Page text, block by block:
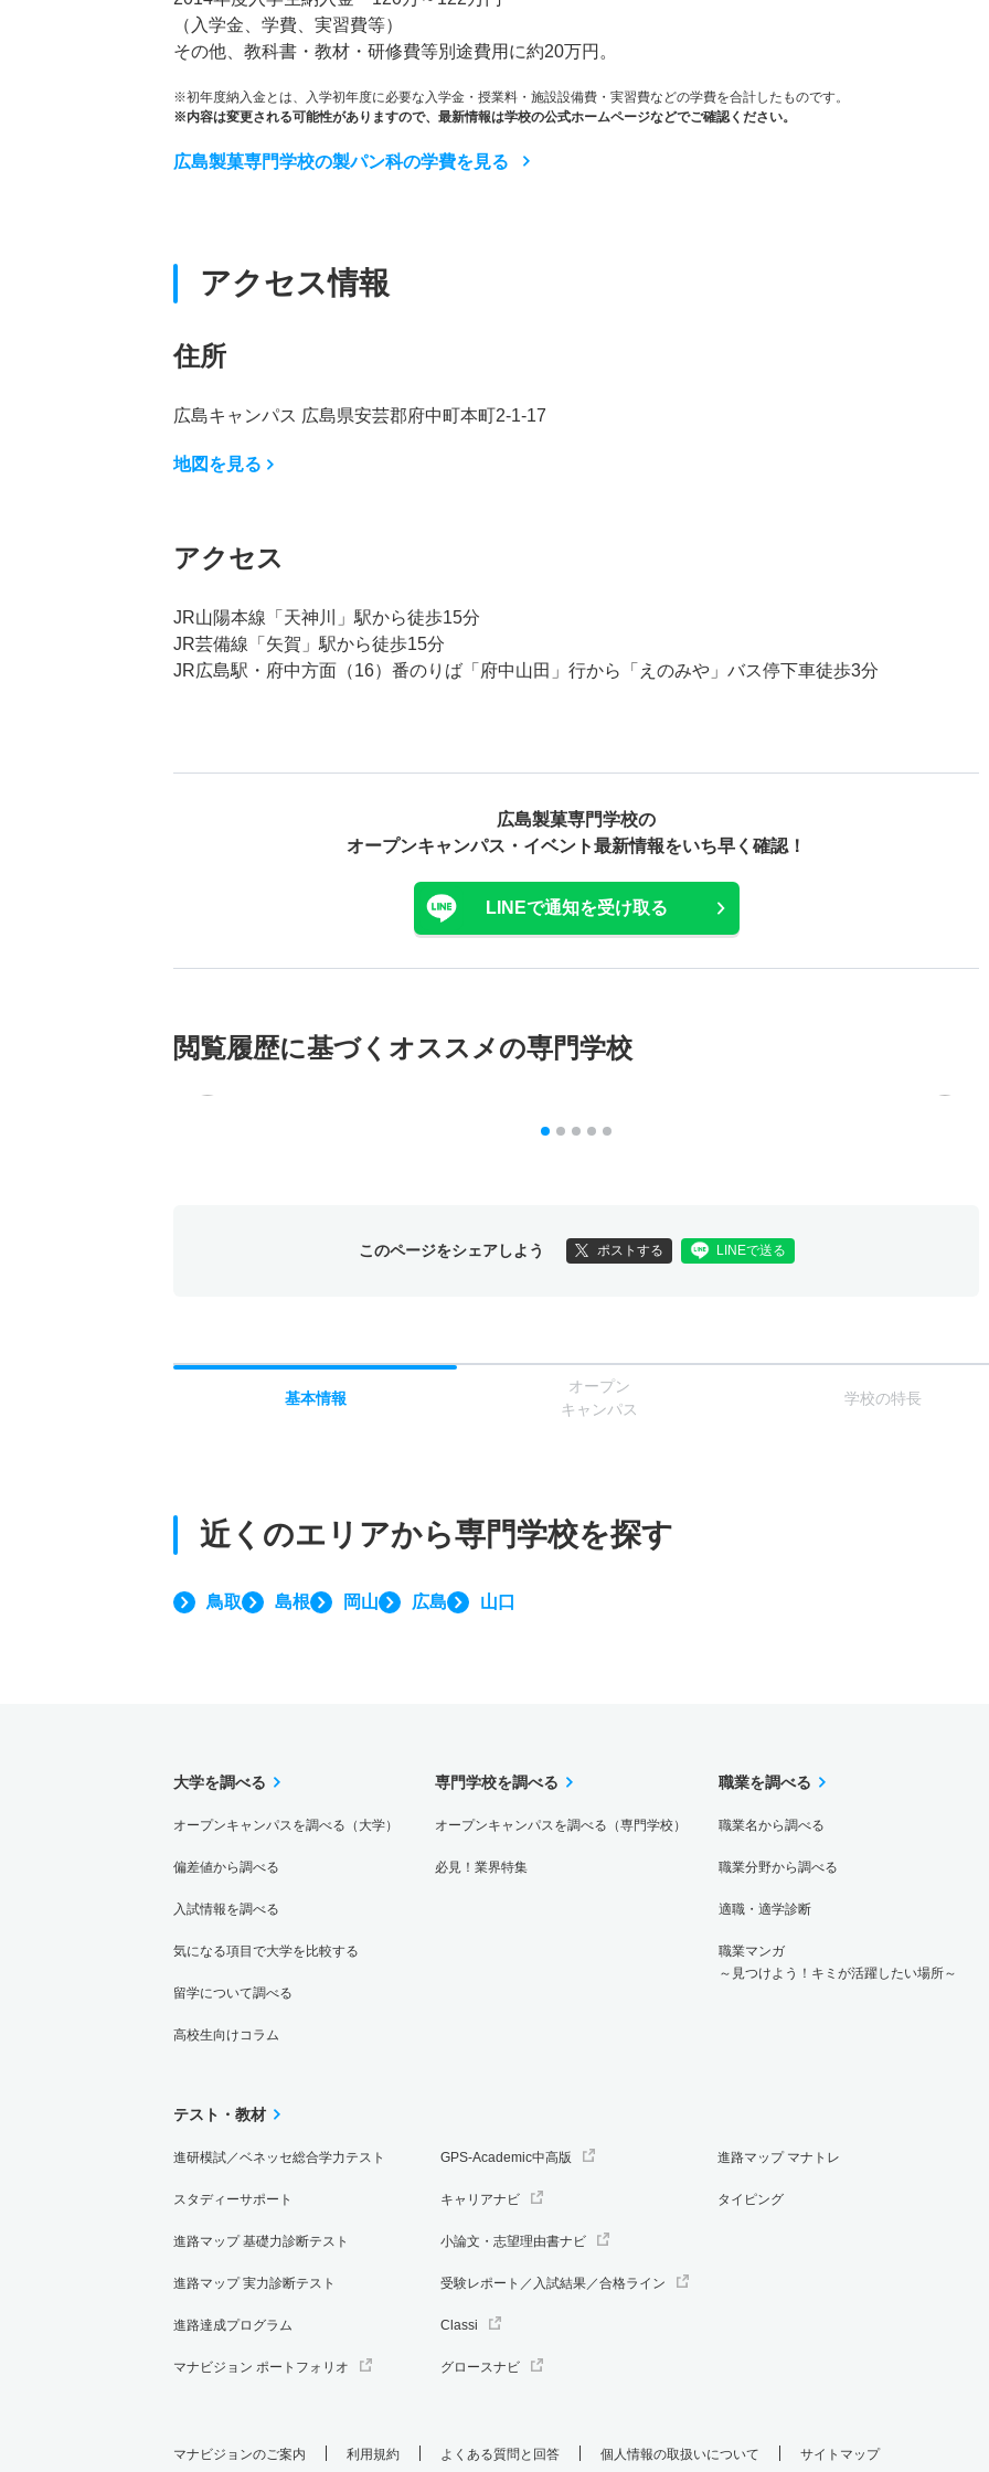
（入学金、学費、実習費等）
その他、教科書・教材・研修費等別途費用に約20万円。
※初年度納入金とは、入学初年度に必要な入学金・授業料・施設設備費・実習費などの学費を合計したものです。
※内容は変更される可能性がありますので、最新情報は学校の公式ホームページなどでご確認ください。
広島製菓専門学校の製パン科の学費を見る
アクセス情報
住所
広島キャンパス 広島県安芸郡府中町本町2-1-17
地図を見る
アクセス
JR山陽本線「天神川」駅から徒歩15分
JR芸備線「矢賀」駅から徒歩15分
JR広島駅・府中方面（16）番のりば「府中山田」行から「えのみや」バス停下車徒歩3分
広島製菓専門学校の
オープンキャンパス・ イベント最新情報をいち早く確認！
LINEで通知を受け取る
閲覧履歴に基づく オススメの専門学校
このページをシェアしよう ポストする LINEで送る
基本情報
オープン
キャンパス
学校の特長
近くのエリアから専門学校を探す
鳥取 島根 岡山 広島 山口
大学を調べる
オープンキャンパスを調べる（大学）
偏差値から調べる
入試情報を調べる
気になる項目で大学を比較する
留学について調べる
高校生向けコラム
専門学校を調べる
オープンキャンパスを調べる（専門学校）
必見！業界特集
職業を調べる
職業名から調べる
職業分野から調べる
適職・適学診断
職業マンガ
～見つけよう！キミが活躍したい場所～
テスト・教材
進研模試／ベネッセ総合学力テスト
スタディーサポート
進路マップ 基礎力診断テスト
進路マップ 実力診断テスト
進路達成プログラム
マナビジョン ポートフォリオ
GPS-Academic中高版
キャリアナビ
小論文・志望理由書ナビ
受験レポート／入試結果／合格ライン
Classi
グロースナビ
進路マップ マナトレ
タイピング
マナビジョンのご案内 利用規約 よくある質問と回答 個人情報の取扱いについて サイトマップ